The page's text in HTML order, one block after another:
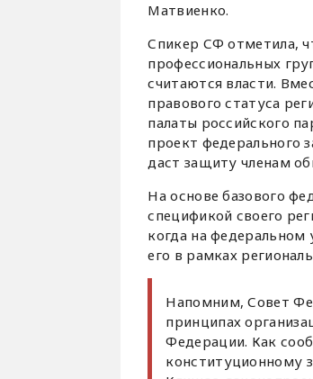
Матвиенко.
Спикер СФ отметила,
профессиональных
считаются власти.
правового статуса
палаты российского
проект федерального
даст защиту членам
На основе базового
спецификой своего
когда на
его в рамках
Напомним, Совет
принципах
Федерации. Как
конституционному